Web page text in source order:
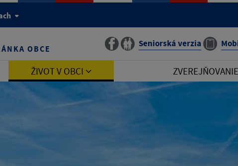
OBCE Seniorská verzia
ŽIVOT V OBCI ZVEREJŇOVANIE